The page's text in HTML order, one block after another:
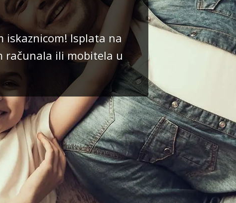
iskaznicom! Isplata na
računala ili mobitela u